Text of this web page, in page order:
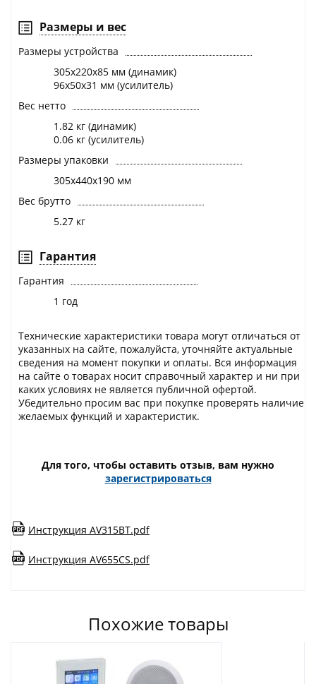
Размеры и вес
Размеры устройства
305х220х85 мм (динамик)
96х50х31 мм (усилитель)
Вес нетто
1.82 кг (динамик)
0.06 кг (усилитель)
Размеры упаковки
305х440х190 мм
Вес брутто
5.27 кг
Гарантия
Гарантия
1 год
Технические характеристики товара могут отличаться от
указанных на сайте, пожалуйста, уточняйте актуальные
сведения на момент покупки и оплаты. Вся информация
на сайте о товарах носит справочный характер и ни при
каких условиях не является публичной офертой.
Убедительно просим вас при покупке проверять наличие
желаемых функций и характеристик.
Для того, чтобы оставить отзыв, вам нужно
зарегистрироваться
Инструкция AV315BT.pdf
Инструкция AV655CS.pdf
Похожие товары